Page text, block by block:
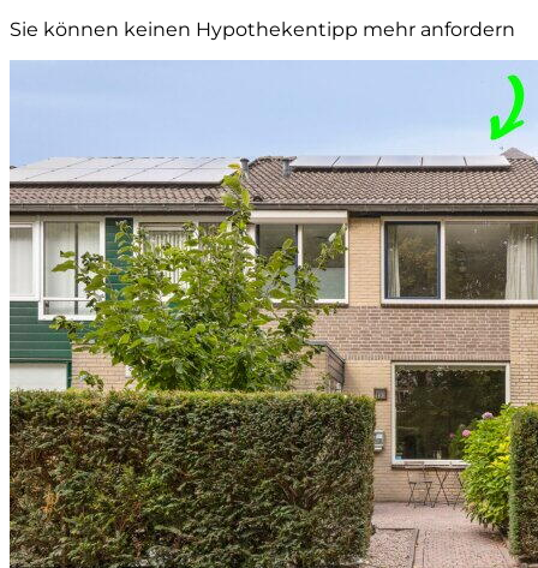
Sie können keinen Hypothekentipp mehr anfordern